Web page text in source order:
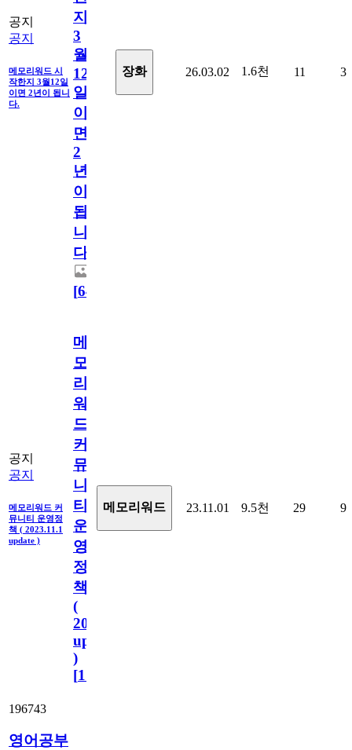
공지
공지
메모리워드 시
작한지 3월12일
이면 2년이 됩니
다.
지
3
월
12
일
이
면
2
년
이
됩
니
다.
[64
장화 26.03.02 1.6천 11 3
공지
공지
메모리워드 커
뮤니티 운영정
책 ( 2023.11.1
update )
메
모
리
워
드
커
뮤
니
티
운
영
정
책
(
2023.11.1
update
)
[110
메모리워드 23.11.01 9.5천 29 9
196743
영어공부